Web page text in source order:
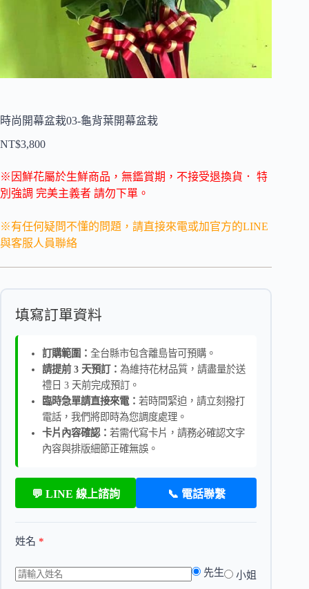
時尚開幕盆栽03-龜背葉開幕盆栽
NT$3,800
※因鮮花屬於生鮮商品，無鑑賞期，不接受退換貨． 特
別強調 完美主義者 請勿下單。
※有任何疑問不懂的問題，請直接來電或加官方的LINE
與客服人員聯絡
填寫訂單資料
訂購範圍： 全台縣市包含離島皆可預購。
請提前 3 天預訂： 為維持花材品質，請盡量於送
禮日 3 天前完成預訂。
臨時急單請直接來電： 若時間緊迫，請立刻撥打
電話，我們將即時為您調度處理。
卡片內容確認： 若需代寫卡片，請務必確認文字
內容與排版細節正確無誤。
💬 LINE 線上諮詢 📞 電話聯繫
姓名 *
先生 小姐